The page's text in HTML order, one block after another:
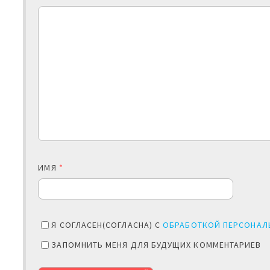
ИМЯ *
Я СОГЛАСЕН(СОГЛАСНА) СОБРАБОТКОЙ
ЗАПОМНИТЬ МЕНЯ ДЛЯ БУДУЩИХ КОММЕНТАРИЕВ